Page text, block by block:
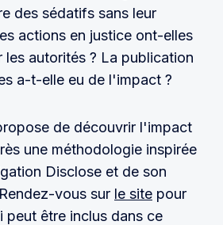
des sédatifs sans leur
actions en justice ont-elles
les autorités ? La publication
a-t-elle eu de l'impact ?
de découvrir l'impact
une méthodologie inspirée
Disclose et de son
vous sur le site pour
peut être inclus dans ce